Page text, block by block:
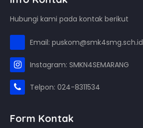
Hubungi kami pada kontak berikut
Email: puskom@smk4smg.sch.id
Instagram: SMKN4SEMARANG
Telpon: 024-8311534
Form Kontak